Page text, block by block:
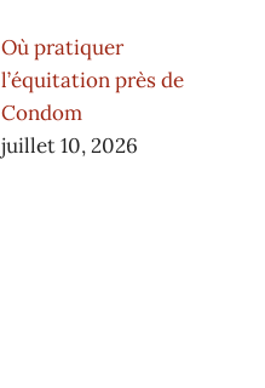
Où pratiquer
l’équitation près de
Condom
juillet 10, 2026